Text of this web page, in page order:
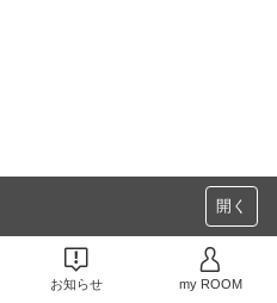
開く
お知らせ my ROOM